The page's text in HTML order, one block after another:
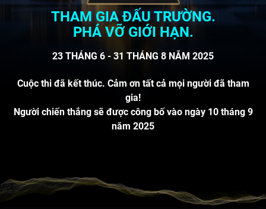
THAM GIA ĐẤU TRƯỜNG.
PHÁ VỠ GIỚI HẠN.
23 THÁNG 6 - 31 THÁNG 8 NĂM 2025
Cuộc thi đã kết thúc. Cảm ơn tất cả mọi người đã tham
gia!
Người chiến thắng sẽ được công bố vào ngày 10 tháng 9
năm 2025